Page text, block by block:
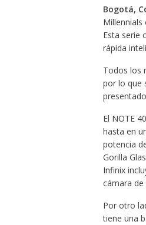
Bogotá,
Esta serie
rápida
Todos los
por lo que
El NOTE
hasta en
potencia
Gorilla
Infinix
cámara de
Por otro
tiene una